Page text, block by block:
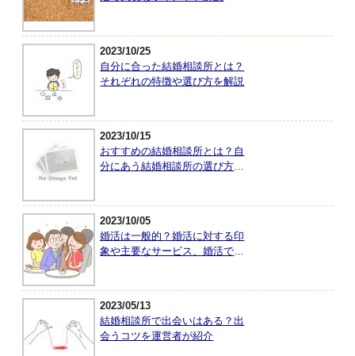
2023/10/25
自分に合った結婚相談所とは？
それぞれの特徴や選び方を解説
2023/10/15
おすすめの結婚相談所とは？自
分にあう結婚相談所の選び方を
2023/10/05
婚活は一般的？婚活に対する印
象や主要なサービス、婚活で大
2023/05/13
結婚相談所で出会いはある？出
会うコツを運営者が紹介